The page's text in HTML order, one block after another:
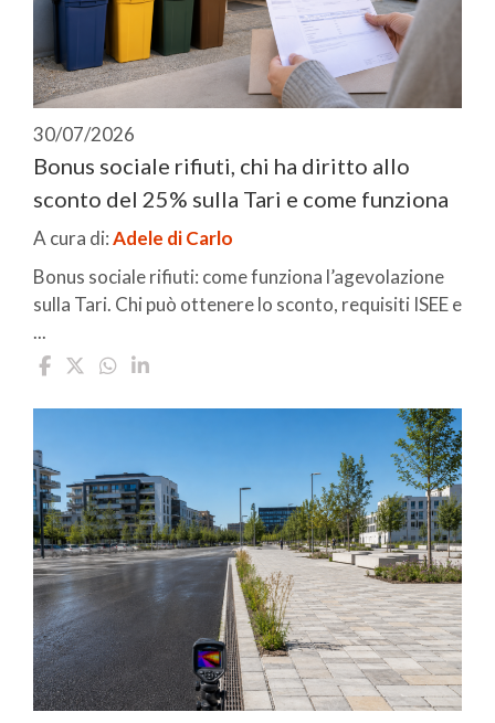
30/07/2026
Bonus sociale rifiuti, chi ha diritto allo
sconto del 25% sulla Tari e come funziona
A cura di:Adele di Carlo
Bonus sociale rifiuti: come funziona l’agevolazione
sulla Tari. Chi può ottenere lo sconto, requisiti ISEE e
...